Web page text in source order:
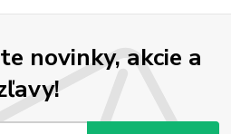
novinky, akcie a